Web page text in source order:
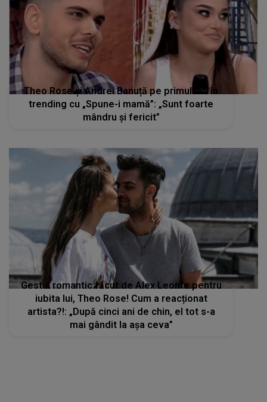
Theo Rose și Andrei Banuță pe primul loc în
trending cu „Spune-i mamă”: „Sunt foarte
mândru și fericit”
Gestul romantic făcut de Alex Leonte pentru
iubita lui, Theo Rose! Cum a reacționat
artista?!: „După cinci ani de chin, el tot s-a
mai gândit la așa ceva”